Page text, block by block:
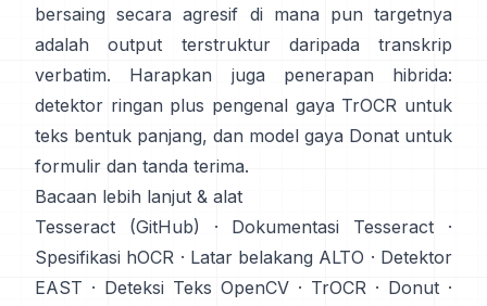
bersaing secara agresif di mana pun targetnya
adalah output terstruktur daripada transkrip
verbatim. Harapkan juga penerapan hibrida:
detektor ringan plus pengenal gaya TrOCR untuk
teks bentuk panjang, dan model gaya Donat untuk
formulir dan tanda terima.
Bacaan lebih lanjut & alat
Tesseract (GitHub) · Dokumentasi Tesseract ·
Spesifikasi hOCR · Latar belakang ALTO · Detektor
EAST · Deteksi Teks OpenCV · TrOCR · Donut ·